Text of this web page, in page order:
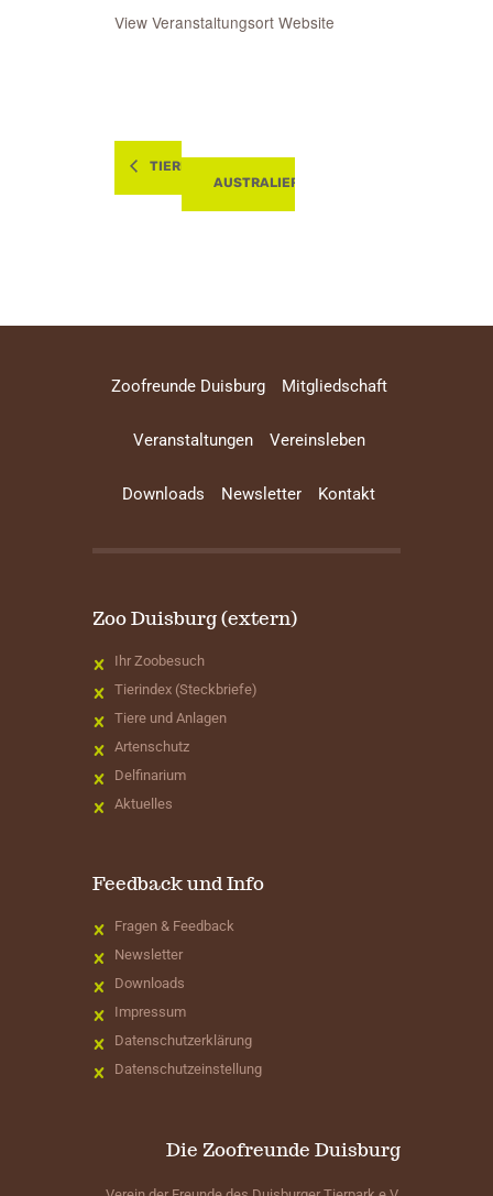
View Veranstaltungsort Website
TIERBESCHÄFTIGUNG
AUSTRALIER IM ZOO DUISBURG -
Zoofreunde Duisburg Mitgliedschaft
Veranstaltungen Vereinsleben
Downloads Newsletter Kontakt
Zoo Duisburg (extern)
Ihr Zoobesuch
Tierindex (Steckbriefe)
Tiere und Anlagen
Artenschutz
Delfinarium
Aktuelles
Feedback und Info
Fragen & Feedback
Newsletter
Downloads
Impressum
Datenschutzerklärung
Datenschutzeinstellung
Die Zoofreunde Duisburg